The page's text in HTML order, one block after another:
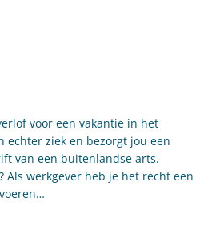
voor een vakantie in het
echter ziek en bezorgt jou een
van een buitenlandse arts.
Als werkgever heb je het recht een